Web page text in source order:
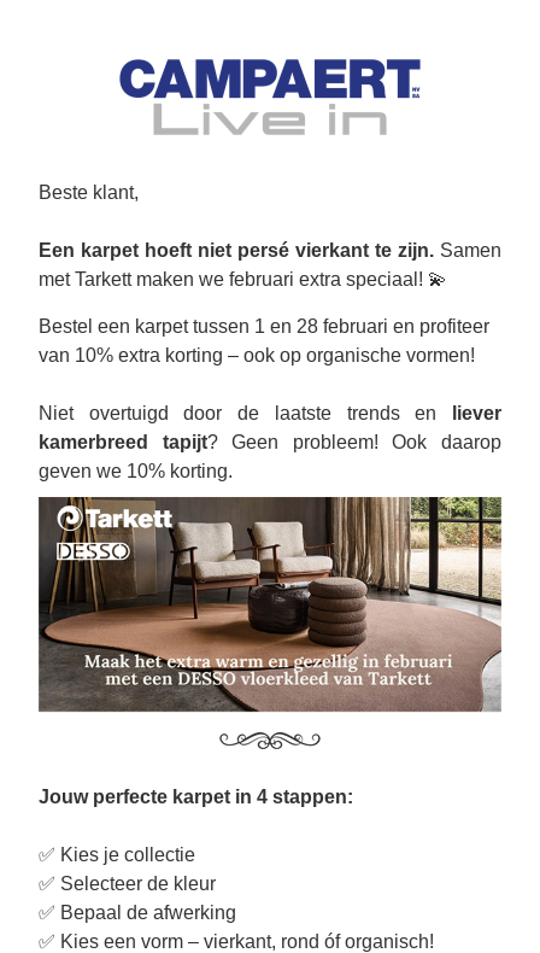
Beste klant,
Een karpet hoeft niet persé vierkant te zijn. Samen
met Tarkett maken we februari extra speciaal! 💫
Bestel een karpet tussen 1 en 28 februari en profiteer
van 10% extra korting – ook op organische vormen!
Niet overtuigd door de laatste trends en
liever
kamerbreed tapijt? Geen probleem! Ook daarop
geven we 10% korting.
Jouw perfecte karpet in 4 stappen:
✅ Kies je collectie
✅ Selecteer de kleur
✅ Bepaal de afwerking
✅ Kies een vorm – vierkant, rond óf organisch!